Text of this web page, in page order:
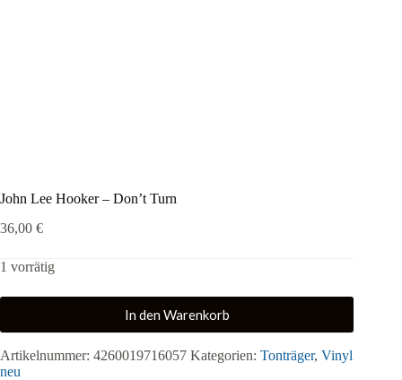
John Lee Hooker – Don’t Turn
36,00 €
1 vorrätig
In den Warenkorb
Artikelnummer: 4260019716057 Kategorien: Tonträger, Vinyl
neu